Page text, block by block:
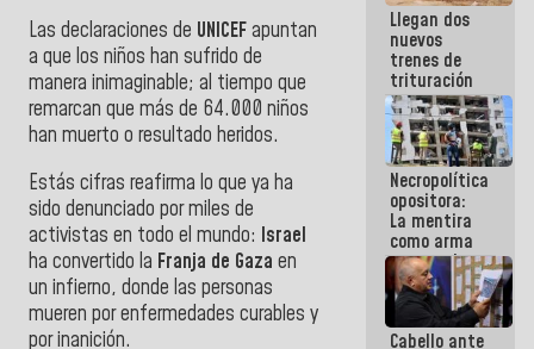
Las declaraciones de UNICEFapuntan
a que los niños han sufrido de
manera inimaginable; al tiempo que
remarcan que más de 64.000 niños
han muerto o resultado heridos.
Estás cifras reafirma lo que ya ha
sido denunciado por miles de
activistas en todo el mundo: Israel
ha convertido la Franja de Gaza en
un infierno, donde las personas
mueren por enfermedades curables y
por inanición.
Llegan dos
nuevos
trenes de
trituración
para
optimizar
manejo de
escombros
en La Guaira
Necropolítica
opositora:
La mentira
como arma
contra el
Pueblo
Cabello ante